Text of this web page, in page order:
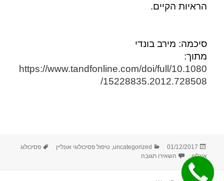
הראיות הקיים.
סיכמה: מירב בונדי
מתוך:
https://www.tandfonline.com/doi/full/10.1080
/15228835.2012.728508
פורסם
בתאריך
01/12/2017 קטגוריות
uncategorized
, טיפול פסיכולוגי אונליין תגיות
פסיכולוג
אונליין
השאירו תגובה